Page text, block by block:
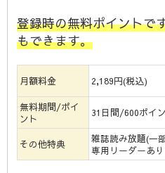
登録時の無料ポイントで
もできます。
月額料金 2,189円(税込)
無料期間/ポイ
ント
31日間/600ポイ
その他特典
雑誌読み放題(一
専用リーダーあり